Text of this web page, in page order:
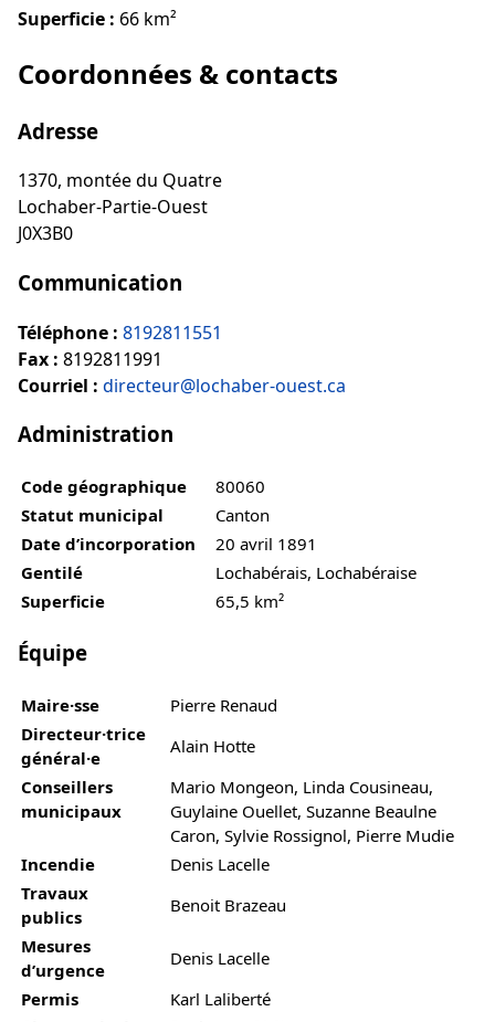
Superficie : 66 km²
Coordonnées & contacts
Adresse
1370, montée du Quatre
Lochaber-Partie-Ouest
J0X3B0
Communication
Téléphone : 8192811551
Fax : 8192811991
Courriel : directeur@lochaber-ouest.ca
Administration
Code géographique
80060
Statut municipal
Canton
Date d’incorporation
20 avril 1891
Gentilé
Lochabérais, Lochabéraise
Superficie
65,5 km²
Équipe
Maire·sse
Pierre Renaud
Directeur·trice
général·e
Alain Hotte
Conseillers
municipaux
Mario Mongeon, Linda Cousineau,
Guylaine Ouellet, Suzanne Beaulne
Caron, Sylvie Rossignol, Pierre Mudie
Incendie
Denis Lacelle
Travaux
publics
Benoit Brazeau
Mesures
d’urgence
Denis Lacelle
Permis
Karl Laliberté